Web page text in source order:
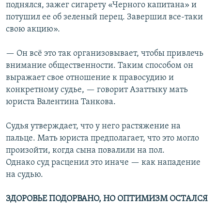
поднялся, зажег сигарету «Черного капитана» и
потушил ее об зеленый перец. Завершил все-таки
свою акцию».
— Он всё это так организовывает, чтобы привлечь
внимание общественности. Таким способом он
выражает свое отношение к правосудию и
конкретному судье, — говорит Азаттыку мать
юриста Валентина Танкова.
Судья утверждает, что у него растяжение на
пальце. Мать юриста предполагает, что это могло
произойти, когда сына повалили на пол.
Однако суд расценил это иначе — как нападение
на судью.
ЗДОРОВЬЕ ПОДОРВАНО, НО ОПТИМИЗМ ОСТАЛСЯ